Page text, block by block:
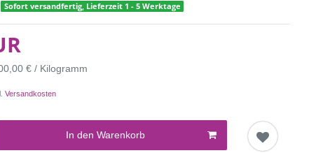
Sofort versandfertig, Lieferzeit 1 - 5 Werktage
€ / Kilogramm
Versandkosten
In den Warenkorb